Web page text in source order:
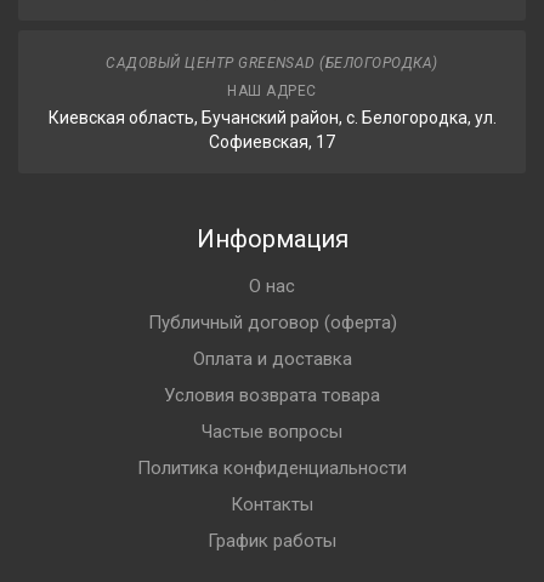
САДОВЫЙ ЦЕНТР GREENSAD (БЕЛОГОРОДКА)
НАШ АДРЕС
Киевская область, Бучанский район, с. Белогородка, ул.
Софиевская, 17
Информация
О нас
Публичный договор (оферта)
Оплата и доставка
Условия возврата товара
Частые вопросы
Политика конфиденциальности
Контакты
График работы